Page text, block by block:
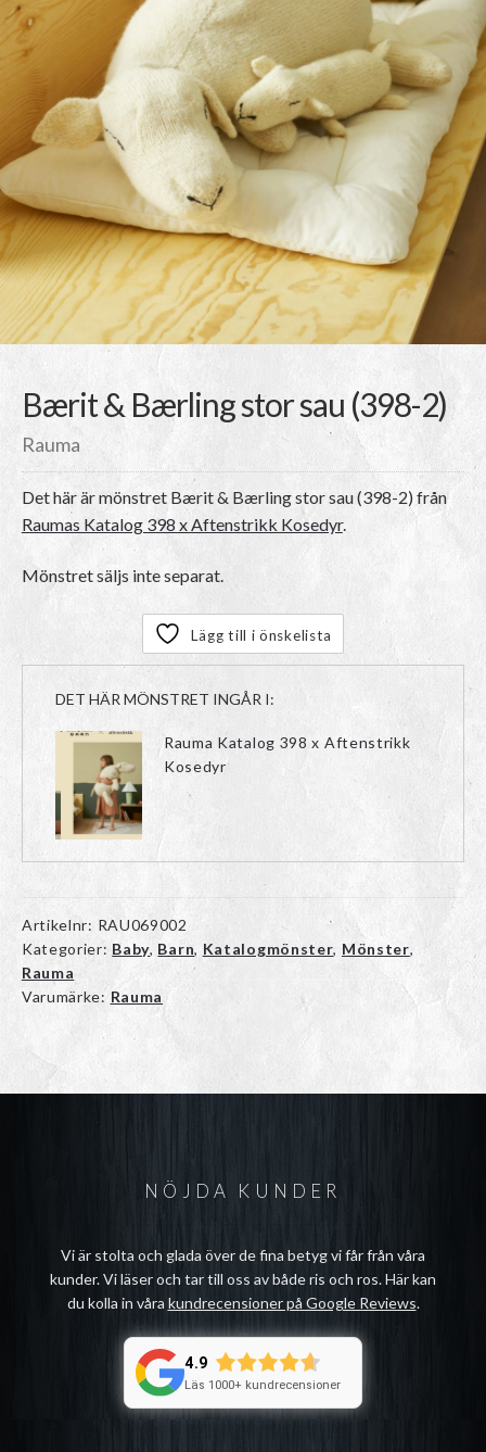
Bærit & Bærling stor sau (398-2)
Rauma
Det här är mönstret Bærit & Bærling stor sau (398-2)från
Raumas Katalog 398 x Aftenstrikk Kosedyr.
Mönstret säljs inte separat.
Lägg till i önskelista
DET HÄR MÖNSTRET INGÅR I:
Rauma Katalog 398 x Aftenstrikk
Kosedyr
Artikelnr: RAU069002
Kategorier: Baby, Barn, Katalogmönster, Mönster,
Rauma
Varumärke: Rauma
NÖJDA KUNDER
Vi är stolta och glada över de fina betyg vi får från våra
kunder. Vi läser och tar till oss av både ris och ros. Här kan
du kolla in våra kundrecensioner på Google Reviews.
4.9
Läs 1000+ kundrecensioner